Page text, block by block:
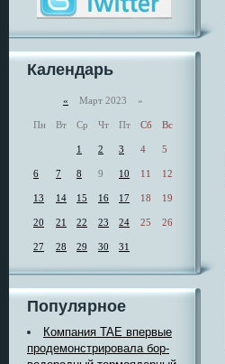
Календарь
« Март 2023 »
Пн Вт Ср Чт Пт Сб Вс
1 2 3 4 5
6 7 8 9 10 11 12
13 14 15 16 17 18 19
20 21 22 23 24 25 26
27 28 29 30 31
Популярное
Компания TAE впервые
продемонстрировала бор-